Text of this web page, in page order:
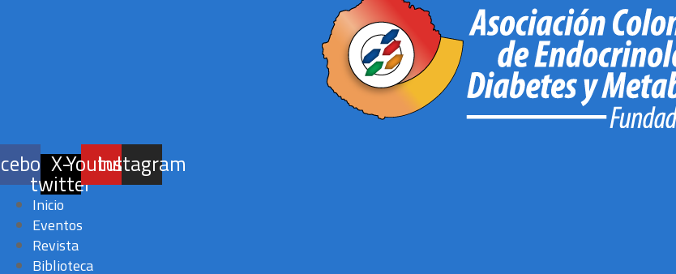
X-
twitter
Youtube
Instagram
Inicio
Eventos
Revista
Biblioteca